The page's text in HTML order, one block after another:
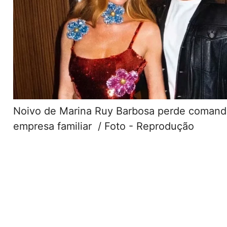
Noivo de Marina Ruy Barbosa perde
empresa familiar / Foto - Reprodução